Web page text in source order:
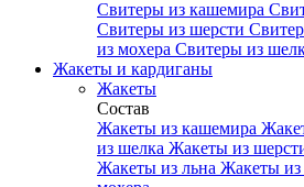
Свитеры из кашемира
Свитеры из шерсти
из мохера Свитеры из
Жакеты и кардиганы
Жакеты
Состав
Жакеты из кашемира
из шелка Жакеты из
Жакеты из льна Жакеты из